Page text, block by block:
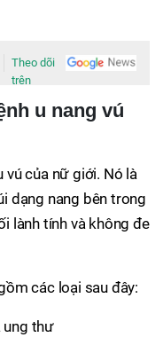
Theo dõi
trên
u nang vú
vú của nữ giới. Nó là
dạng nang bên trong
lành tính và không đe
các loại sau đây: